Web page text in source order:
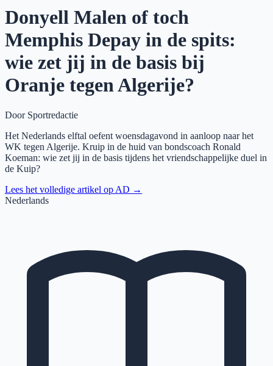
Donyell Malen of toch
Memphis Depay in de spits:
wie zet jij in de basis bij
Oranje tegen Algerije?
Door Sportredactie
Het Nederlands elftal oefent woensdagavond in aanloop naar het
WK tegen Algerije. Kruip in de huid van bondscoach Ronald
Koeman: wie zet jij in de basis tijdens het vriendschappelijke duel in
de Kuip?
Lees het volledige artikel op AD →
Nederlands